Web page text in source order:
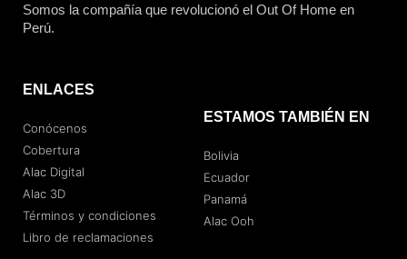
Somos la compañía que revolucionó el Out Of Home en
Perú.
ENLACES
Conócenos
Cobertura
Alac Digital
Alac 3D
Términos y condiciones
Libro de reclamaciones
ESTAMOS TAMBIÉN EN
Bolivia
Ecuador
Panamá
Alac Ooh